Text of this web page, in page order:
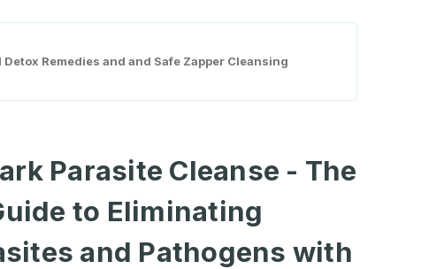
Remedies and and Safe Zapper Cleansing
Parasite Cleanse - The
to Eliminating
and Pathogens with